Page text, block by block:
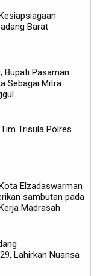
Barat
Bupati Pasaman
Sebagai Mitra
Trisula Polres
Elzadaswarman
sambutan pada
Madrasah
Lahirkan Nuansa